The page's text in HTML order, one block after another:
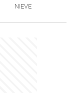
NIEVE